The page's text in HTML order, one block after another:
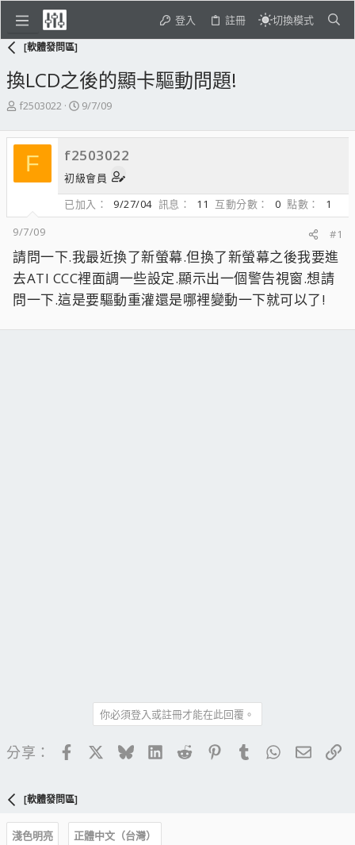
登入 註冊 切換模式
[軟體發問區]
換LCD之後的顯卡驅動問題!
主
發
起
人
f2503022
開
日
期
9/7/09
F f2503022
初級會員
已加入
9/27/04 訊息 11 互動分數 0 點數
1
9/7/09
#1
請問一下.我最近換了新螢幕.但換了新螢幕之後我要進
去ATI CCC裡面調一些設定.顯示出一個警告視窗.想請
問一下.這是要驅動重灌還是哪裡變動一下就可以了!
你必須登入或註冊才能在此回覆。
分享： FacebookBlueskyLinkedIn
Reddit PinterestTumblrWhatsApp
電子
[軟體發問區]
淺色明亮
正體中文（台灣）